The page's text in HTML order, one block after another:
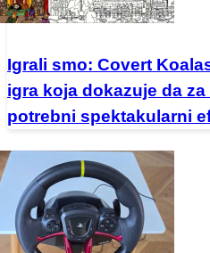
Igrali smo: Covert
igra koja dokazuje da
potrebni spektakularni